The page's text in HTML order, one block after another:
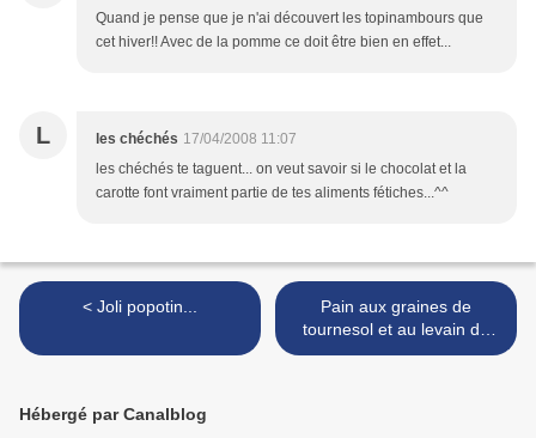
Quand je pense que je n'ai découvert les topinambours que
cet hiver!! Avec de la pomme ce doit être bien en effet...
L les chéchés 17/04/2008 11:07
les chéchés te taguent... on veut savoir si le chocolat et la
carotte font vraiment partie de tes aliments fétiches...^^
< Joli popotin...
Pain aux graines de
tournesol et au levain de
sarrasin, sans blé, sans lait
Hébergé par Canalblog